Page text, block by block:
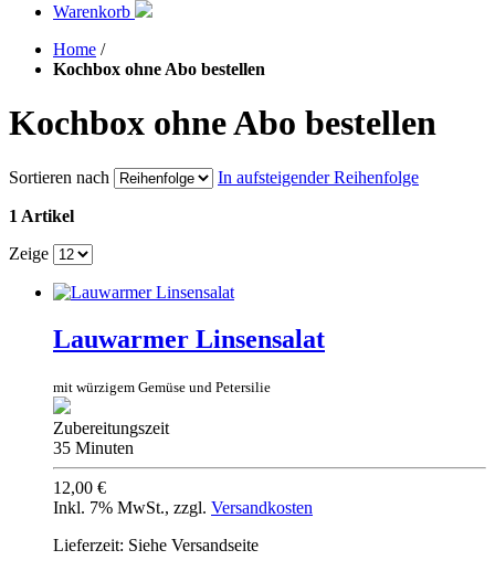
Warenkorb
Home /
Kochbox ohne Abo bestellen
Kochbox ohne Abo bestellen
Sortieren nach In aufsteigender Reihenfolge
1 Artikel
Zeige
Lauwarmer Linsensalat
mit würzigem Gemüse und Petersilie
Zubereitungszeit
35 Minuten
12,00 €
Inkl. 7% MwSt., zzgl. Versandkosten
Lieferzeit: Siehe Versandseite